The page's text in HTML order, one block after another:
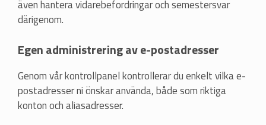
även hantera vidarebefordringar och semestersvar
därigenom.
Egen administrering av e-postadresser
Genom vår kontrollpanel kontrollerar du enkelt vilka e-
postadresser ni önskar använda, både som riktiga
konton och aliasadresser.